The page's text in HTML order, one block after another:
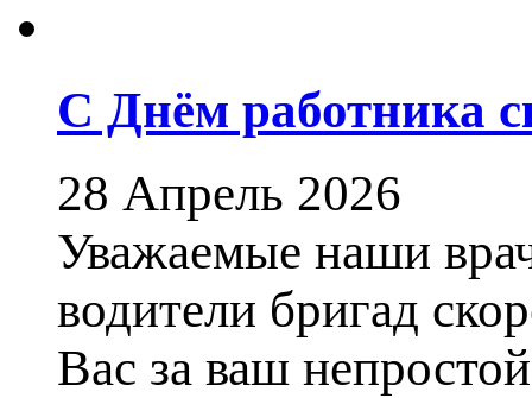
С Днём работника
28 Апрель 2026
Уважаемые наши
водители бригад
Вас за ваш